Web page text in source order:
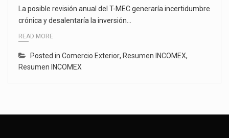
La posible revisión anual del T-MEC generaría incertidumbre
crónica y desalentaría la inversión…
READ MORE
Posted in Comercio Exterior, Resumen INCOMEX,
Resumen INCOMEX